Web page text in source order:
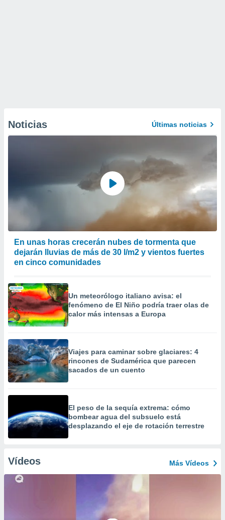
Noticias Últimas noticias
En unas horas crecerán nubes de tormenta que
dejarán lluvias de más de 30 l/m2 y vientos fuertes
en cinco comunidades
Un meteorólogo italiano avisa: el
fenómeno de El Niño podría traer olas de
calor más intensas a Europa
Viajes para caminar sobre glaciares: 4
rincones de Sudamérica que parecen
sacados de un cuento
El peso de la sequía extrema: cómo
bombear agua del subsuelo está
desplazando el eje de rotación terrestre
Vídeos Más Vídeos